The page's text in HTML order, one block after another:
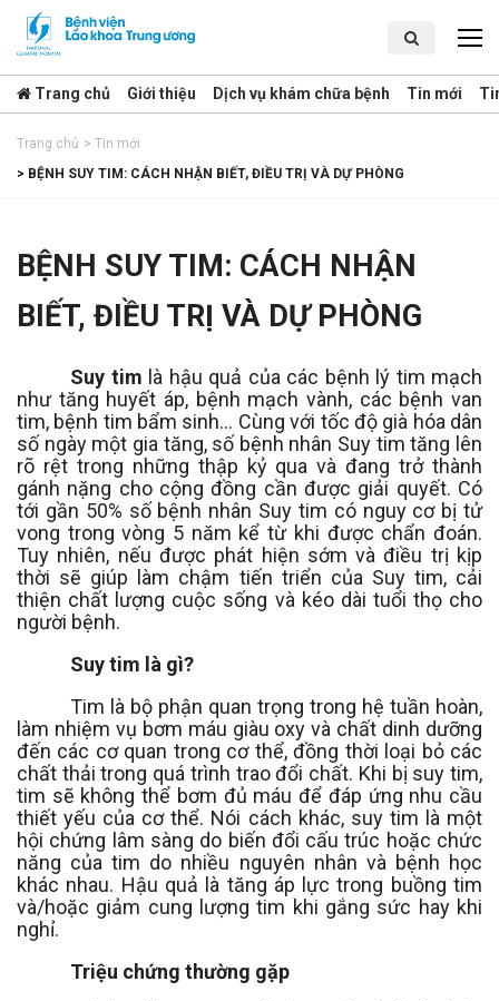
Trang chủ Giới thiệu Dịch vụ khám chữa bệnh Tin mới
Trang chủ > Tin mới
> BỆNH SUY TIM: CÁCH NHẬN BIẾT, ĐIỀU TRỊ VÀ DỰ PHÒNG
BỆNH SUY TIM: CÁCH NHẬN
BIẾT, ĐIỀU TRỊ VÀ DỰ PHÒNG
Suy tim là hậu quả của các bệnh lý tim mạch
như tăng huyết áp, bệnh mạch vành, các bệnh van
tim, bệnh tim bẩm sinh… Cùng với tốc độ già hóa dân
số ngày một gia tăng, số bệnh nhân Suy tim tăng lên
rõ rệt trong những thập kỷ qua và đang trở thành
gánh nặng cho cộng đồng cần được giải quyết. Có
tới gần 50% số bệnh nhân Suy tim có nguy cơ bị tử
vong trong vòng 5 năm kể từ khi được chẩn đoán.
Tuy nhiên, nếu được phát hiện sớm và điều trị kịp
thời sẽ giúp làm chậm tiến triển của Suy tim, cải
thiện chất lượng cuộc sống và kéo dài tuổi thọ cho
người bệnh.
Suy tim là gì?
Tim là bộ phận quan trọng trong hệ tuần hoàn,
làm nhiệm vụ bơm máu giàu oxy và chất dinh dưỡng
đến các cơ quan trong cơ thể, đồng thời loại bỏ các
chất thải trong quá trình trao đổi chất. Khi bị suy tim,
tim sẽ không thể bơm đủ máu để đáp ứng nhu cầu
thiết yếu của cơ thể. Nói cách khác, suy tim là một
hội chứng lâm sàng do biến đổi cấu trúc hoặc chức
năng của tim do nhiều nguyên nhân và bệnh học
khác nhau. Hậu quả là tăng áp lực trong buồng tim
và/hoặc giảm cung lượng tim khi gắng sức hay khi
nghỉ.
Triệu chứng thường gặp